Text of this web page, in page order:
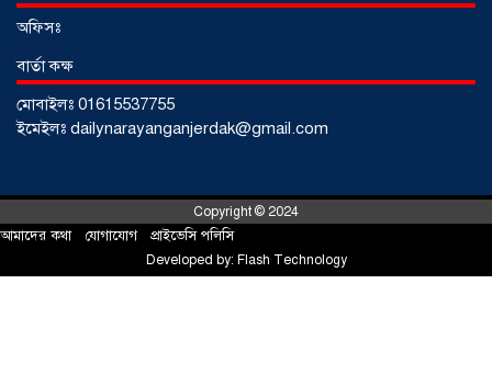
শর্টগান
০৩ আগস্ট ২০২৬
অফিসঃ
বার্তা কক্ষ
মোবাইলঃ 01615537755
ইমেইলঃ dailynarayanganjerdak@gmail.com
Copyright © 2024
আমাদের কথা যোগাযোগ প্রাইভেসি পলিসি
Developed by: Flash Technology